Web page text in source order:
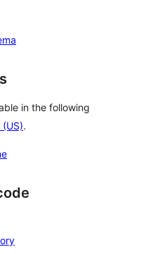
in the following
(US).